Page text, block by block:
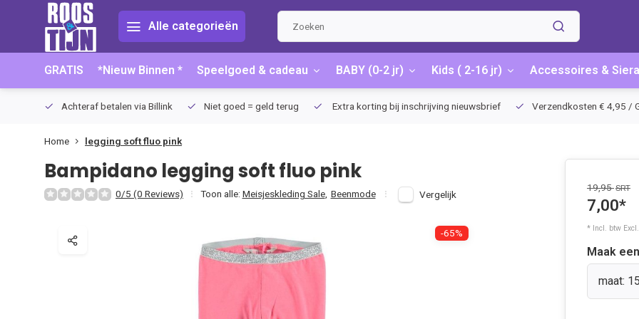
Alle categorieën
GRATIS *Nieuw Binnen * Speelgoed & cadeau BABY (0-2 jr) Kids ( 2-16 jr) Accessoires &
Achteraf betalen via Billink Niet goed = geld terug Extra korting bij inschrijving nieuwsbrief Verzendkosten € 4,95 /
Home legging soft fluo pink
Bampidano legging soft fluo pink
0/5 (0 Reviews) Toon alle: Meisjeskleding Sale, Beenmode Vergelijk
-65%
19,95SRT
7,00*
* Incl. btw Excl.
Maak
maat: